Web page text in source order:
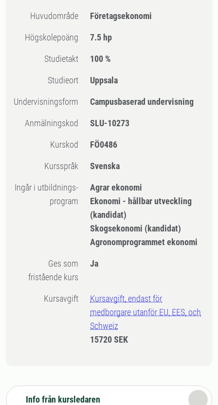
Huvudområde Företagsekonomi
högskolepoäng 7.5 hp
Studietakt 100 %
Studieort Uppsala
Undervisningsform Campusbaserad undervisning
Anmälningskod SLU-10273
Kurskod FÖ0486
Kursspråk Svenska
Ingår i utbildnings-
program
Agrar ekonomi
Ekonomi - hållbar utveckling
(kandidat)
Skogsekonomi (kandidat)
Agronomprogrammet ekonomi
Ges som
fristående kurs
Ja
Kursavgift
Kursavgift, endast för
medborgare utanför EU, EES, och
Schweiz
15720 SEK
Info från kursledaren